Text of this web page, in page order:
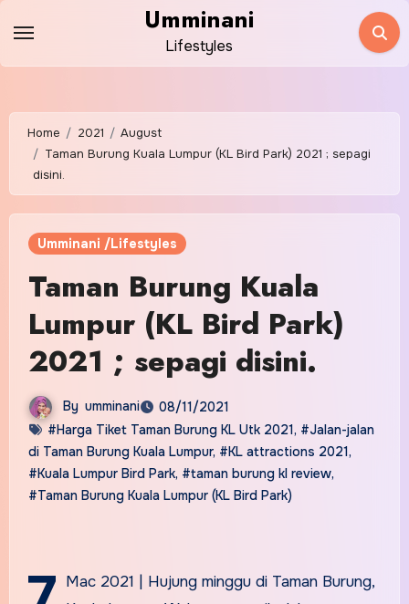
content
Umminani
Lifestyles
Home 2021
August
Taman Burung Kuala Lumpur (KL Bird Park) 2021 ; sepagi
disini.
Umminani /Lifestyles
Taman Burung Kuala
Lumpur (KL Bird Park)
2021 ; sepagi disini.
By umminani
08/11/2021
#Harga Tiket Taman Burung KL Utk 2021, #Jalan-jalan
di Taman Burung Kuala Lumpur, #KL attractions 2021,
#Kuala Lumpur Bird Park, #taman burung kl review,
#Taman Burung Kuala Lumpur (KL Bird Park)
Mac 2021 | Hujung minggu di Taman Burung,